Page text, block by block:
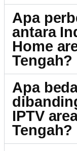
Apa
antara
Home
Tengah?
Apa
IPTV
Tengah?